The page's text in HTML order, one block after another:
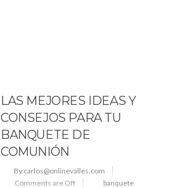
LAS MEJORES IDEAS Y
CONSEJOS PARA TU
BANQUETE DE
COMUNIÓN
By carlos@onlinevalles.com
Comments are Off
banquete